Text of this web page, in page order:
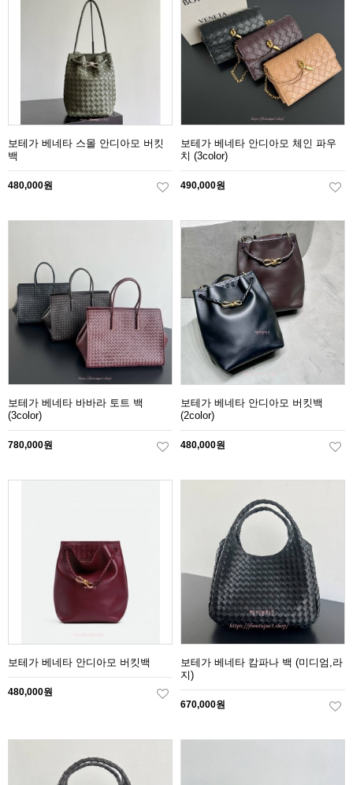
보테가 베네타 스몰 안디아모 버킷
백
480,000원
보테가 베네타 안디아모 체인 파우
치 (3color)
490,000원
보테가 베네타 바바라 토트 백
(3color)
780,000원
보테가 베네타 안디아모 버킷백
(2color)
480,000원
보테가 베네타 안디아모 버킷백
480,000원
보테가 베네타 캄파나 백 (미디엄,라
지)
670,000원